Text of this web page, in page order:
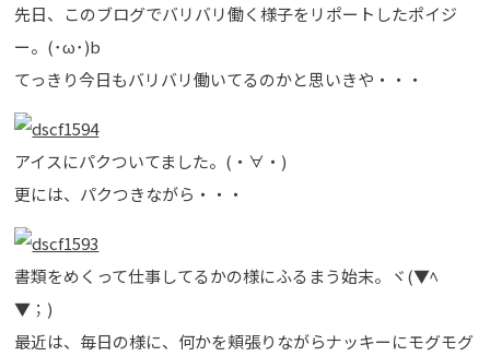
先日、このブログでバリバリ働く様子をリポートしたポイジ
ー。(･ω･)b
てっきり今日もバリバリ働いてるのかと思いきや・・・
アイスにパクついてました。(・∀・)
更には、パクつきながら・・・
書類をめくって仕事してるかの様にふるまう始末。ヾ(▼ﾍ
▼；)
最近は、毎日の様に、何かを頬張りながらナッキーにモグモグ